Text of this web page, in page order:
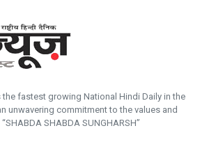
fastest growing National Hindi Daily in the
unwavering commitment to the values and
SHABDA SUNGHARSH”